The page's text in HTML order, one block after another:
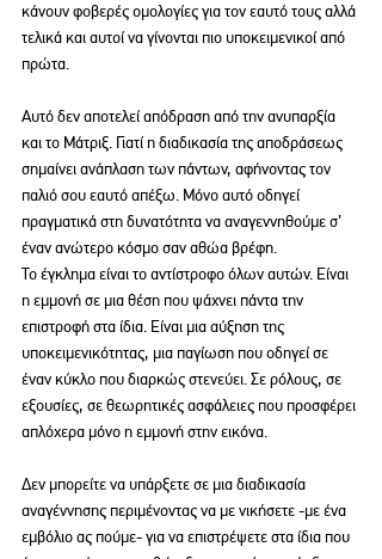
κάνουν φοβερές ομολογίες για τον εαυτό τους αλλά
τελικά και αυτοί να γίνονται πιο υποκειμενικοί από
πρώτα.
Αυτό δεν αποτελεί απόδραση από την ανυπαρξία
και το Μάτριξ. Γιατί η διαδικασία της αποδράσεως
σημαίνει ανάπλαση των πάντων, αφήνοντας τον
παλιό σου εαυτό απέξω. Μόνο αυτό οδηγεί
πραγματικά στη δυνατότητα να αναγεννηθούμε σ’
έναν ανώτερο κόσμο σαν αθώα βρέφη.
Το έγκλημα είναι το αντίστροφο όλων αυτών. Είναι
η εμμονή σε μια θέση που ψάχνει πάντα την
επιστροφή στα ίδια. Είναι μια αύξηση της
υποκειμενικότητας, μια παγίωση που οδηγεί σε
έναν κύκλο που διαρκώς στενεύει. Σε ρόλους, σε
εξουσίες, σε θεωρητικές ασφάλειες που προσφέρει
απλόχερα μόνο η εμμονή στην εικόνα.
Δεν μπορείτε να υπάρξετε σε μια διαδικασία
αναγέννησης περιμένοντας να με νικήσετε -με ένα
εμβόλιο ας πούμε- για να επιστρέψετε στα ίδια που